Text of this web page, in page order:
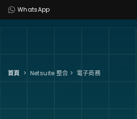
WhatsApp
首頁 > Netsuite 整合 > 電子商務